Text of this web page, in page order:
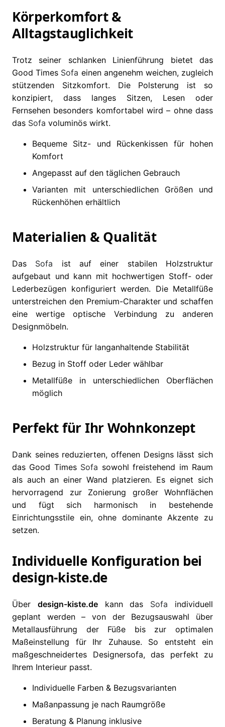
Körperkomfort &
Alltagstauglichkeit
Trotz seiner schlanken Linienführung bietet das
Good Times Sofa einen angenehm weichen, zugleich
stützenden Sitzkomfort. Die Polsterung ist so
konzipiert, dass langes Sitzen, Lesen oder
Fernsehen besonders komfortabel wird – ohne dass
das Sofa voluminös wirkt.
Bequeme Sitz- und Rückenkissen für hohen
Komfort
Angepasst auf den täglichen Gebrauch
Varianten mit unterschiedlichen Größen und
Rückenhöhen erhältlich
Materialien & Qualität
Das Sofa ist auf einer stabilen Holzstruktur
aufgebaut und kann mit hochwertigen Stoff- oder
Lederbezügen konfiguriert werden. Die Metallfüße
unterstreichen den Premium-Charakter und schaffen
eine wertige optische Verbindung zu anderen
Designmöbeln.
Holzstruktur für langanhaltende Stabilität
Bezug in Stoff oder Leder wählbar
Metallfüße in unterschiedlichen Oberflächen
möglich
Perfekt für Ihr Wohnkonzept
Dank seines reduzierten, offenen Designs lässt sich
das Good Times Sofa sowohl freistehend im Raum
als auch an einer Wand platzieren. Es eignet sich
hervorragend zur Zonierung großer Wohnflächen
und fügt sich harmonisch in bestehende
Einrichtungsstile ein, ohne dominante Akzente zu
setzen.
Individuelle Konfiguration bei
design-kiste.de
Über design-kiste.dekann das Sofa individuell
geplant werden – von der Bezugsauswahl über
Metallausführung der Füße bis zur optimalen
Maßeinstellung für Ihr Zuhause. So entsteht ein
maßgeschneidertes Designersofa, das perfekt zu
Ihrem Interieur passt.
Individuelle Farben & Bezugsvarianten
Maßanpassung je nach Raumgröße
Beratung & Planung inklusive